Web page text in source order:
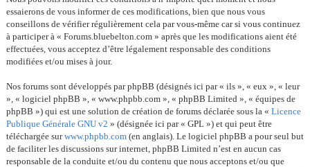
essaierons de vous informer de ces modifications, bien que nous vous
conseillons de vérifier régulièrement cela par vous-même car si vous continuez
à participer à « Forums.bluebelton.com » après que les modifications aient été
effectuées, vous acceptez d’être légalement responsable des conditions
modifiées et/ou mises à jour.
Nos forums sont développés par phpBB (désignés ici par « ils », « eux », « leur
», « logiciel phpBB », « www.phpbb.com », « phpBB Limited », « équipes de
phpBB ») qui est une solution de création de forums déclarée sous la « Licence
Publique Générale GNU v2 » (désignée ici par « GPL ») et qui peut être
téléchargée surwww.phpbb.com (en anglais). Le logiciel phpBB a pour seul but
de faciliter les discussions sur internet, phpBB Limited n’est en aucun cas
responsable de la conduite et/ou du contenu que nous acceptons et/ou que